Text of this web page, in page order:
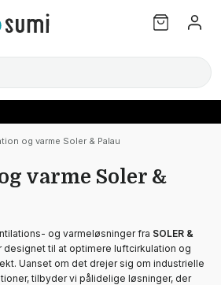
og varme Soler & Palau
varme Soler &
og varmeløsninger fra SOLER &
designet til at optimere luftcirkulation og
Uanset om det drejer sig om industrielle
tilbyder vi pålidelige løsninger, der